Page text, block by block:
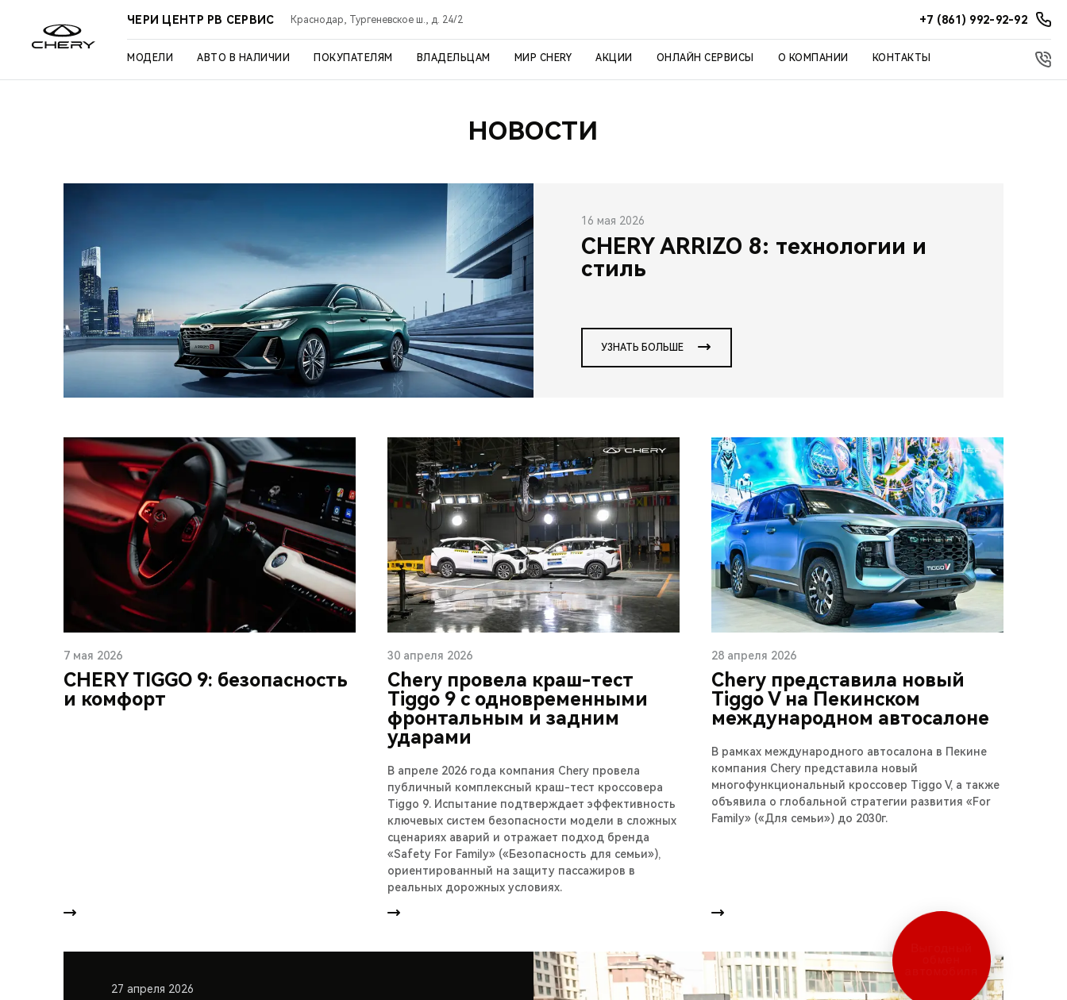
ЧЕРИ ЦЕНТР РВ СЕРВИС Краснодар, Тургеневское ш., д. 24/2 +7 (861) 992-92-92
МОДЕЛИ АВТО В НАЛИЧИИ ПОКУПАТЕЛЯМ ВЛАДЕЛЬЦАМ МИР CHERY АКЦИИ ОНЛАЙН СЕРВИСЫ О КОМПАНИИ КОНТАКТЫ
НОВОСТИ
16 мая 2026
CHERY ARRIZO 8: технологии и
стиль
УЗНАТЬ БОЛЬШЕ
7 мая 2026
CHERY TIGGO 9: безопасность
и комфорт
30 апреля 2026
Chery провела краш-тест
Tiggo 9 с одновременными
фронтальным и задним
ударами
В апреле 2026 года компания Chery провела
публичный комплексный краш-тест кроссовера
Tiggo 9. Испытание подтверждает эффективность
ключевых систем безопасности модели в сложных
сценариях аварий и отражает подход бренда
«Safety For Family» («Безопасность для семьи»),
ориентированный на защиту пассажиров в
реальных дорожных условиях.
28 апреля 2026
Chery представила новый
Tiggo V на Пекинском
международном автосалоне
В рамках международного автосалона в Пекине
компания Chery представила новый
многофункциональный кроссовер Tiggo V, а также
объявила о глобальной стратегии развития «For
Family» («Для семьи») до 2030г.
27 апреля 2026